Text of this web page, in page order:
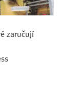
zaručují